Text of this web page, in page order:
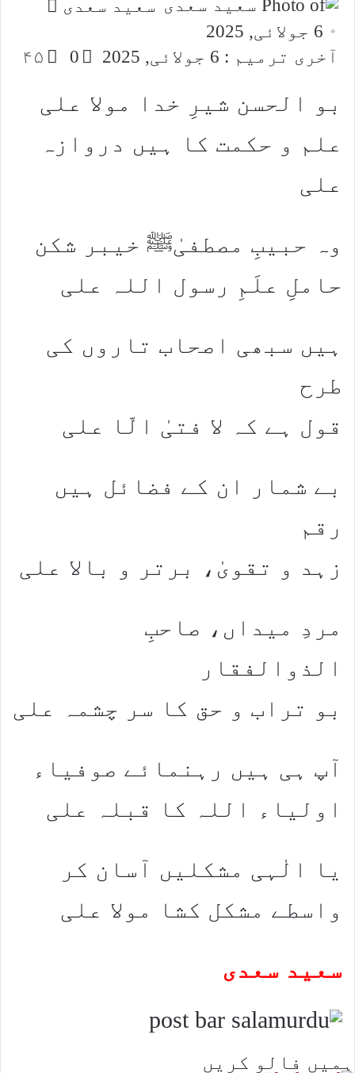
ﺳﻌﯿﺪ ﺳﻌﺪﯼ
6 جولائی, 2025
آخری ترمیم : 6 جولائی, 2025
0 ۴۵
بو الحسن شیرِ خدا مولا علی
علم و حکمت کا ہیں دروازہ
علی
وہ حبیبِ مصطفیٰﷺ خیبر شکن
حاملِ علَمِ رسول اللہ علی
ہیں سبھی اصحاب تاروں کی
طرح
قول ہے کہ لا فتیٰ الّا علی
بے شمار ان کے فضائل ہیں
رقم
زہد و تقویٰ، برتر و بالا علی
مردِ میداں، صاحبِ
الذوالفقار
بو تراب و حق کا سر چشمہ علی
آپ ہی ہیں رہنمائے صوفیاء
اولیاء اللہ کا قبلہ علی
یا الٰہی مشکلیں آسان کر
واسطے مشکل کشا مولا علی
ﺳﻌﯿﺪ ﺳﻌﺪﯼ
ہمیں فالو کریں